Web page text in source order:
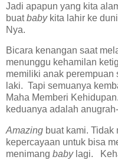
Jadi apapun yang kita
buatbabykita lahir ke
Nya.
Bicara kenangan saat
menunggu kehamilan
memiliki anak
laki. Tapi semuanya
Maha Memberi
keduanya adalah
Amazing buat kami.
kepercayaan untuk bisa
menimang babylagi.